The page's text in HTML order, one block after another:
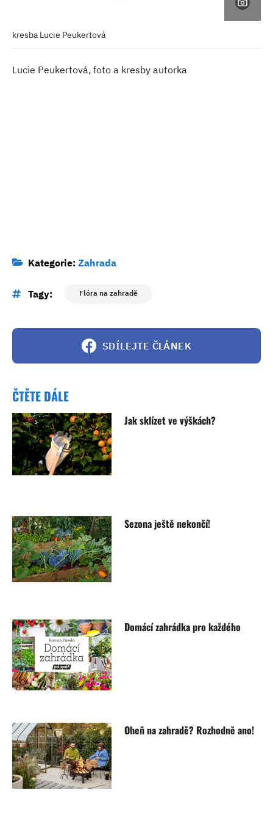
kresba Lucie Peukertová
Lucie Peukertová, foto a kresby autorka
Kategorie: Zahrada
Tagy: Flóra na zahradě
SDÍLEJTE ČLÁNEK
ČTĚTE DÁLE
Jak sklízet ve výškách?
Sezona ještě nekončí!
Domácí zahrádka pro každého
Oheň na zahradě? Rozhodně ano!